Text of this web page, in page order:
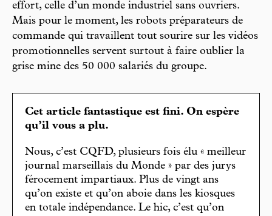
effort, celle d’un monde industriel sans ouvriers.
Mais pour le moment, les robots préparateurs de
commande qui travaillent tout sourire sur les vidéos
promotionnelles servent surtout à faire oublier la
grise mine des 50 000 salariés du groupe.
Cet article fantastique est fini. On espère
qu’il vous a plu.
Nous, c’est CQFD, plusieurs fois élu « meilleur
journal marseillais du Monde » par des jurys
férocement impartiaux. Plus de vingt ans
qu’on existe et qu’on aboie dans les kiosques
en totale indépendance. Le hic, c’est qu’on